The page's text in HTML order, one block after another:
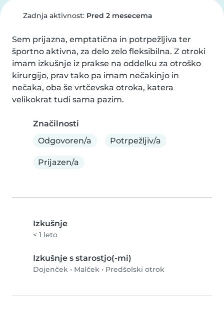
Zadnja aktivnost: Pred 2 mesecema
Sem prijazna, emptatična in potrpežljiva ter
športno aktivna, za delo zelo fleksibilna. Z otroki
imam izkušnje iz prakse na oddelku za otroško
kirurgijo, prav tako pa imam nečakinjo in
nečaka, oba še vrtčevska otroka, katera
velikokrat tudi sama pazim.
Značilnosti
Odgovoren/a
Potrpežljiv/a
Prijazen/a
Izkušnje
< 1 leto
Izkušnje s starostjo(-mi)
Dojenček • Malček • Predšolski otrok